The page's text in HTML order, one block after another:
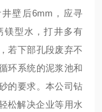
壁后6mm，应寻
镁型水，打井多有
若下部孔段废弃不
环系统的泥浆池和
的要求。本公司钻
松解决企业等用水